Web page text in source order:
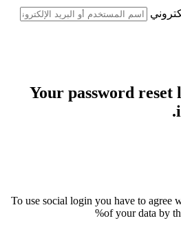
Your password reset
To use social login you have to agree
of your data by